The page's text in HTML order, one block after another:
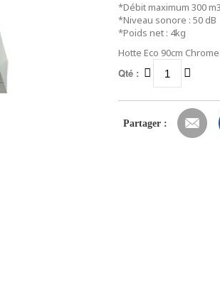
*Débit maximum 300
*Niveau sonore : 50 dB
*Poids net : 4kg
Hotte Eco 90cm
Qté :
Partager :